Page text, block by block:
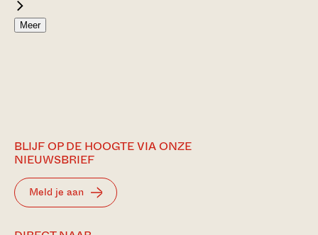
Meer
BLIJF OP DE HOOGTE VIA ONZE
NIEUWSBRIEF
Meld je aan